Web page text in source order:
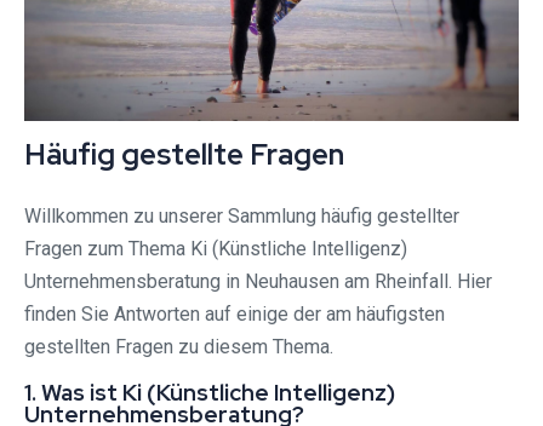
Häufig gestellte Fragen
Willkommen zu unserer Sammlung häufig gestellter
Fragen zum Thema Ki (Künstliche Intelligenz)
Unternehmensberatung in Neuhausen am Rheinfall. Hier
finden Sie Antworten auf einige der am häufigsten
gestellten Fragen zu diesem Thema.
1. Was ist Ki (Künstliche Intelligenz)
Unternehmensberatung?